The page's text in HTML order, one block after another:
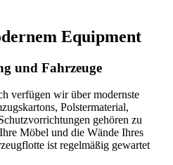
Equipment
und Fahrzeuge
verfügen wir über modernste
Polstermaterial,
gehören zu
Möbel und die Wände Ihres
ist regelmäßig gewartet